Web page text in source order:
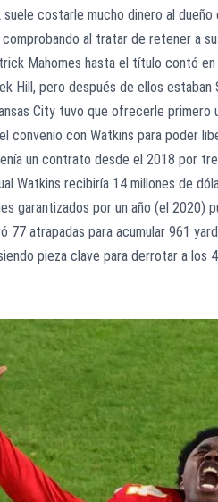
costarle mucho dinero al
al tratar de retener a
Mahomes hasta el título contó
Hill, pero después de ellos
City tuvo que ofrecerle primero
convenio con Watkins para poder
un contrato desde el 2018 por
Watkins recibiría 14 millones de
garantizados por un año (el 2020)
77 atrapadas para acumular 961
pieza clave para derrotar a los